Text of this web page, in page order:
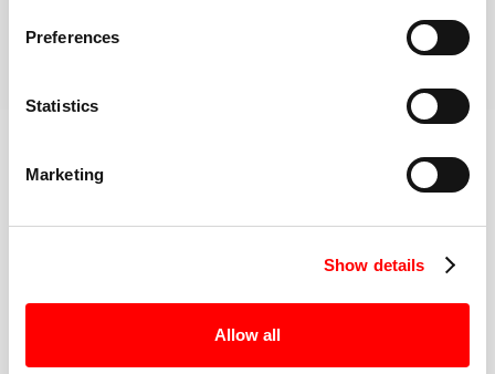
Preferences
Statistics
Marketing
Show details
Allow all
MONITEURS DE FITNESS